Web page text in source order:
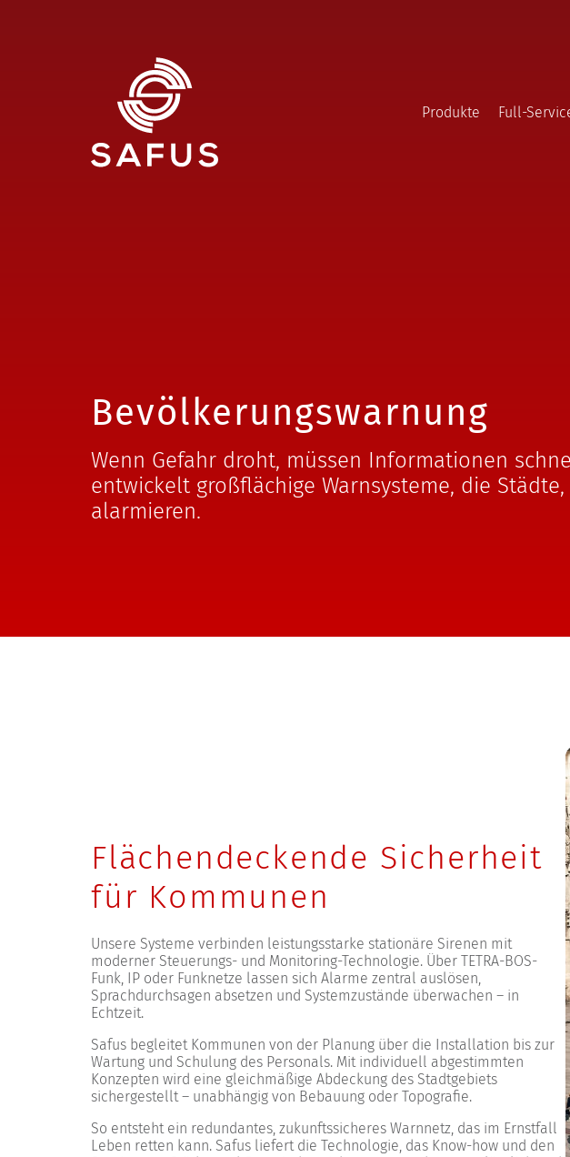
Produkte Full-
Bevölkerungswarnung
Wenn Gefahr droht, müssen Informationen
entwickelt großflächige Warnsysteme, die
alarmieren.
Flächendeckende Sicherheit
für Kommunen
Unsere Systeme verbinden leistungsstarke stationäre Sirenen mit
moderner Steuerungs- und Monitoring-Technologie. Über TETRA-BOS-
Funk, IP oder Funknetze lassen sich Alarme zentral auslösen,
Sprachdurchsagen absetzen und Systemzustände überwachen – in
Echtzeit.
Safus begleitet Kommunen von der Planung über die Installation bis zur
Wartung und Schulung des Personals. Mit individuell abgestimmten
Konzepten wird eine gleichmäßige Abdeckung des Stadtgebiets
sichergestellt – unabhängig von Bebauung oder Topografie.
So entsteht ein redundantes, zukunftssicheres Warnnetz, das im Ernstfall
Leben retten kann. Safus liefert die Technologie, das Know-how und den